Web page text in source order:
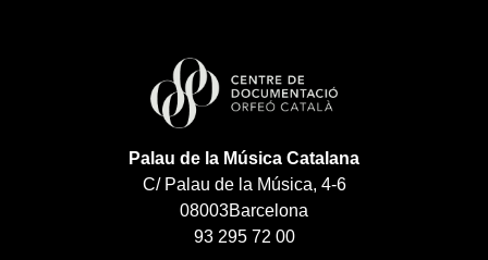
Palau de la Música Catalana
C/ Palau de la Música, 4-6
08003Barcelona
93 295 72 00